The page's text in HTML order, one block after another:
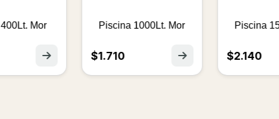
Piscina 400Lt. Mor Piscina 1000Lt. Mor
$1.710
Piscina
$2.140